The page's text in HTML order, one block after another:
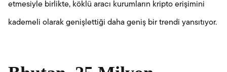
etmesiyle birlikte, köklü aracı kurumların kripto erişimini
kademeli olarak genişlettiği daha geniş bir trendi yansıtıyor.